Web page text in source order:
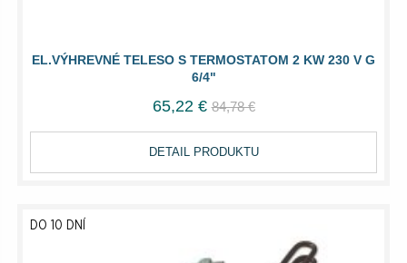
EL.VÝHREVNÉ TELESO S TERMOSTATOM 2 KW 230 V G
6/4"
65,22 € 84,78 €
DETAIL PRODUKTU
DO 10 DNÍ